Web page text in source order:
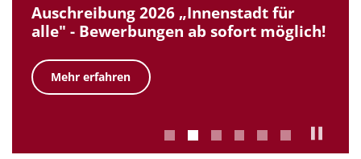
Auschreibung 2026 „Innenstadt für
alle" - Bewerbungen ab sofort möglich!
Mehr erfahren